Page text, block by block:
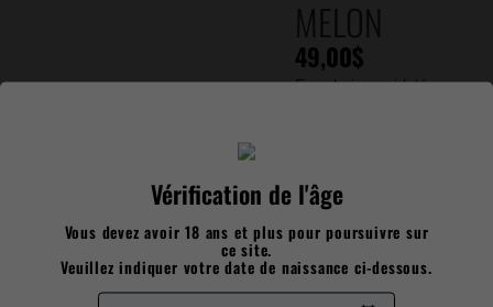
MELON
49,00$
Framboise acidulée
glacée, pour un
goût fruité
rafraîchissant qui
transporte
instantanément
Vérification de l'âge
Vous devez avoir 18 ans et plus pour poursuivre sur
ce site.
Veuillez indiquer votre date de naissance ci-dessous.